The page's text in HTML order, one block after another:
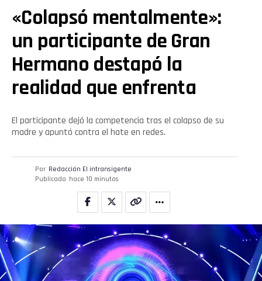
«Colapsó mentalmente»:
un participante de Gran
Hermano destapó la
realidad que enfrenta
El participante dejó la competencia tras el colapso de su
madre y apuntó contra el hate en redes.
Por Redacción El intransigente
Publicado hace 10 minutos